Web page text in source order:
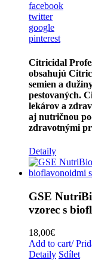
facebook
twitter
google
pinterest
Citricidal
obsahujú
semien a
pestovaných.
lekárov a
aj nutričnou
zdravotnými
Detaily
GSE
vzorec s
18,00€
Add to cart/
Detaily Sdílet